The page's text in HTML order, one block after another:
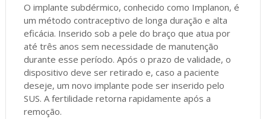
O implante subdérmico, conhecido como Implanon, é
um método contraceptivo de longa duração e alta
eficácia. Inserido sob a pele do braço que atua por
até três anos sem necessidade de manutenção
durante esse período. Após o prazo de validade, o
dispositivo deve ser retirado e, caso a paciente
deseje, um novo implante pode ser inserido pelo
SUS. A fertilidade retorna rapidamente após a
remoção.